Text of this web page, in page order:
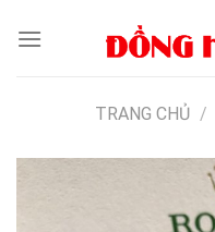
TRANG CHỦ /